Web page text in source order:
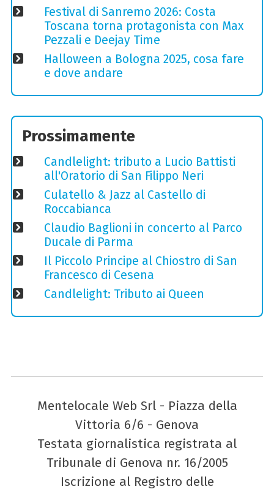
Festival di Sanremo 2026: Costa
Toscana torna protagonista con Max
Pezzali e Deejay Time
Halloween a Bologna 2025, cosa fare
e dove andare
Prossimamente
Candlelight: tributo a Lucio Battisti
all'Oratorio di San Filippo Neri
Culatello & Jazz al Castello di
Roccabianca
Claudio Baglioni in concerto al Parco
Ducale di Parma
Il Piccolo Principe al Chiostro di San
Francesco di Cesena
Candlelight: Tributo ai Queen
Mentelocale Web Srl - Piazza della
Vittoria 6/6 - Genova
Testata giornalistica registrata al
Tribunale di Genova nr. 16/2005
Iscrizione al Registro delle